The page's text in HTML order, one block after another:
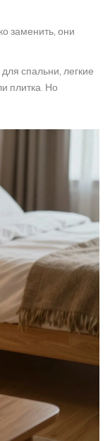
заменить, они
спальни, легкие
плитка. Но